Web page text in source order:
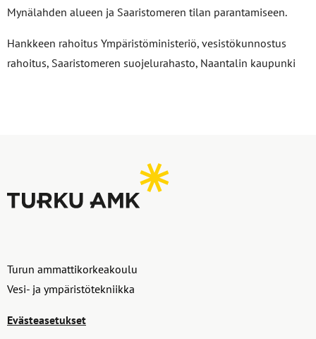
Mynälahden alueen ja Saaristomeren tilan parantamiseen.
Hankkeen rahoitus Ympäristöministeriö, vesistökunnostus
rahoitus, Saaristomeren suojelurahasto, Naantalin kaupunki
Turun ammattikorkeakoulu
Vesi- ja ympäristötekniikka
Evästeasetukset